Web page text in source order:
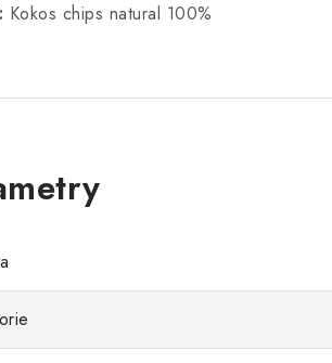
Kokos chips natural 100%